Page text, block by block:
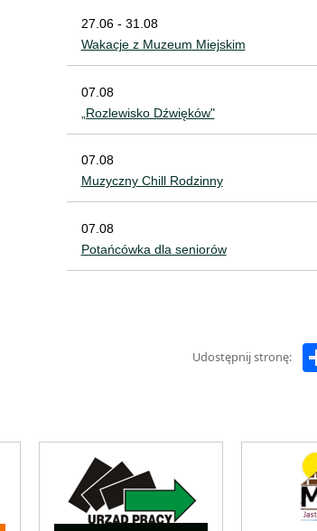
27.06 - 31.08
Wakacje z Muzeum Miejskim
07.08
„Rozlewisko Dźwięków"
07.08
Muzyczny Chill Rodzinny
07.08
Potańcówka dla seniorów
Udostępnij stronę: